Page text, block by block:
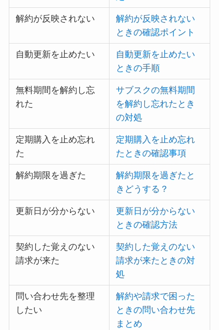
解約が反映されない
解約が反映されない
ときの確認ポイント
自動更新を止めたい
自動更新を止めたい
ときの手順
無料期間を解約し忘
れた
サブスクの無料期間
を解約し忘れたとき
の対処
定期購入を止め忘れ
た
定期購入を止め忘れ
たときの確認事項
解約期限を過ぎた
解約期限を過ぎたと
きどうする？
更新日が分からない
更新日が分からない
ときの確認方法
契約した覚えのない
請求が来た
契約した覚えのない
請求が来たときの対
処
問い合わせ先を整理
したい
解約や請求で困った
ときの問い合わせ先
まとめ